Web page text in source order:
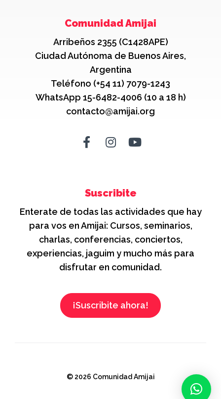
Comunidad Amijai
Arribeños 2355 (C1428APE)
Ciudad Autónoma de Buenos Aires,
Argentina
Teléfono (+54 11) 7079-1243
WhatsApp 15-6482-4006 (10 a 18 h)
contacto@amijai.org
Suscribite
Enterate de todas las actividades que hay
para vos en Amijai: Cursos, seminarios,
charlas, conferencias, conciertos,
experiencias, jaguim y mucho más para
disfrutar en comunidad.
¡Suscribite ahora!
© 2026 Comunidad Amijai